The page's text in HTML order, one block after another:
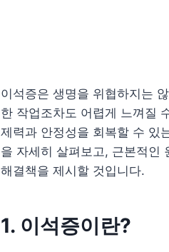
이석증은 생명을 위협하지는
한 작업조차도 어렵게 느껴질
제력과 안정성을 회복할 수 있
을 자세히 살펴보고, 근본적인
해결책을 제시할 것입니다.
1. 이석증이란?